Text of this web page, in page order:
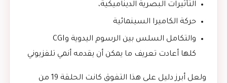
التأثيرات البصرية الديناميكية،
حركة الكاميرا السينمائية
والتكامل السلس بين الرسوم اليدوية وCGI
كلها أعادت تعريف ما يمكن أن يقدمه أنمي تلفزيوني
ولعل أبرز دليل على هذا التفوق كانت الحلقة 19 من